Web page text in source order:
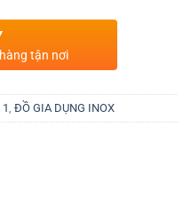
tận nơi
ĐỒ GIA DỤNG INOX